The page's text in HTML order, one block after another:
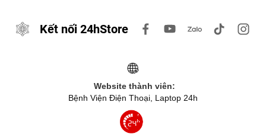
Kết nối 24hStore
Website thành viên:
Bệnh Viện Điện Thoại, Laptop 24h